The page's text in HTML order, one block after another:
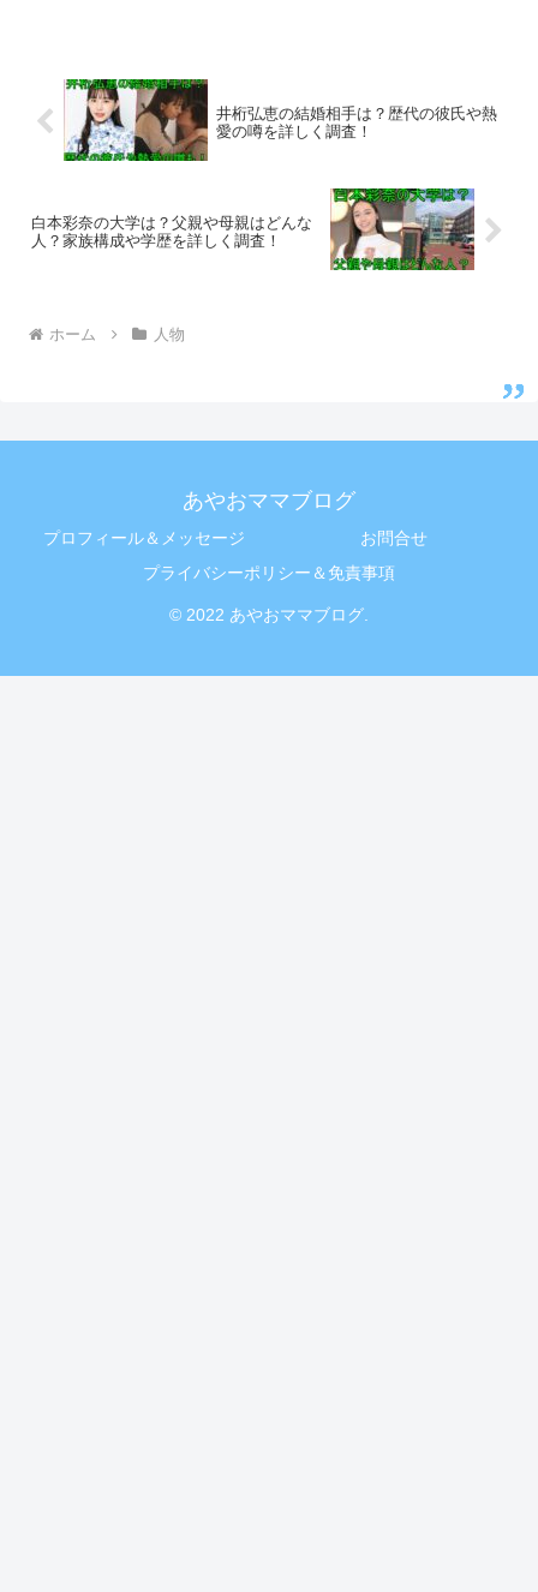
井桁弘恵の結婚相手は？歴代の彼氏や熱
愛の噂を詳しく調査！
白本彩奈の大学は？父親や母親はどんな
人？家族構成や学歴を詳しく調査！
ホーム 人物
あやおママブログ
プロフィール＆メッセージ
お問合せ
プライバシーポリシー＆免責事項
© 2022 あやおママブログ.